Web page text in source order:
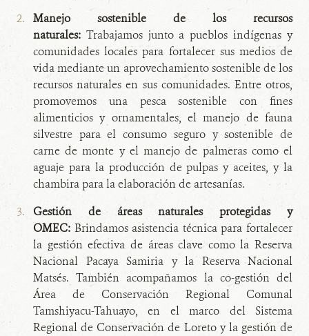
Manejo sostenible de los recursos
naturales: Trabajamos junto a pueblos indígenas y
comunidades locales para fortalecer sus medios de
vida mediante un aprovechamiento sostenible de los
recursos naturales en sus comunidades. Entre otros,
promovemos una pesca sostenible con fines
alimenticios y ornamentales, el manejo de fauna
silvestre para el consumo seguro y sostenible de
carne de monte y el manejo de palmeras como el
aguaje para la producción de pulpas y aceites, y la
chambira para la elaboración de artesanías.
Gestión de áreas naturales protegidas y
OMEC: Brindamos asistencia técnica para fortalecer
la gestión efectiva de áreas clave como la Reserva
Nacional Pacaya Samiria y la Reserva Nacional
Matsés. También acompañamos la co-gestión del
Área de Conservación Regional Comunal
Tamshiyacu-Tahuayo, en el marco del Sistema
Regional de Conservación de Loreto y la gestión de